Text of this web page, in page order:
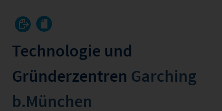
Technologie und
Gründerzentren Garching
b.München